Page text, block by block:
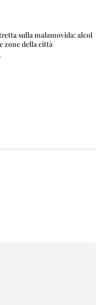
sulla malamovida: alcol
zone della città